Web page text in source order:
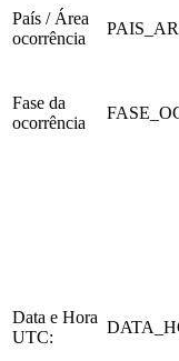
País / Área
ocorrência
Fase da
ocorrência
Data e Hora
UTC: